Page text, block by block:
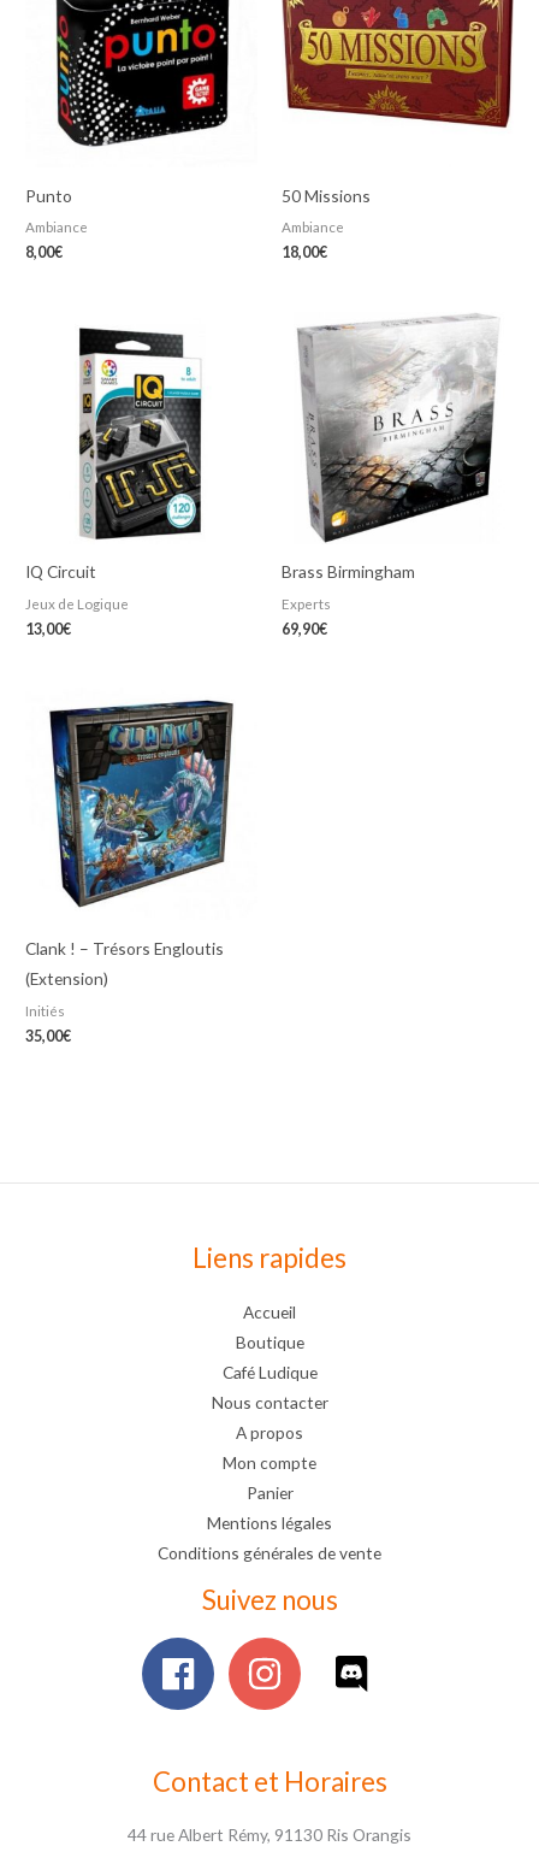
Punto
Ambiance
8,00€
50 Missions
Ambiance
18,00€
IQ Circuit
Jeux de Logique
13,00€
Brass Birmingham
Experts
69,90€
Clank ! – Trésors Engloutis
(Extension)
Initiés
35,00€
Liens rapides
Accueil
Boutique
Café Ludique
Nous contacter
A propos
Mon compte
Panier
Mentions légales
Conditions générales de vente
Suivez nous
Contact et Horaires
44 rue Albert Rémy, 91130 Ris Orangis